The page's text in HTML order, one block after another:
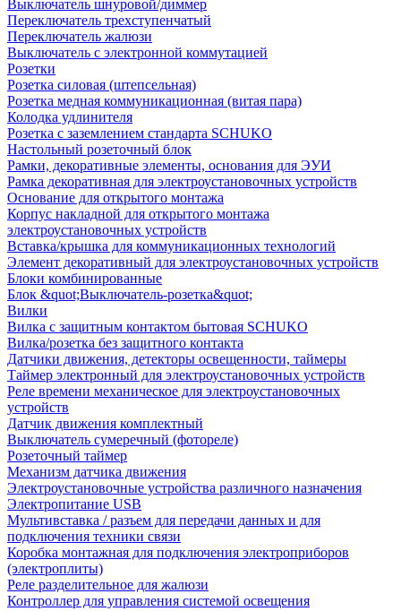
Выключатель шнуровой/диммер
Переключатель трехступенчатый
Переключатель жалюзи
Выключатель с электронной коммутацией
Розетки
Розетка силовая (штепсельная)
Розетка медная коммуникационная (витая пара)
Колодка удлинителя
Розетка с заземлением стандарта SCHUKO
Настольный розеточный блок
Рамки, декоративные элементы, основания для ЭУИ
Рамка декоративная для электроустановочных устройств
Основание для открытого монтажа
Корпус накладной для открытого монтажа
электроустановочных устройств
Вставка/крышка для коммуникационных технологий
Элемент декоративный для электроустановочных устройств
Блоки комбинированные
Блок &quot;Выключатель-розетка&quot;
Вилки
Вилка с защитным контактом бытовая SCHUKO
Вилка/розетка без защитного контакта
Датчики движения, детекторы освещенности, таймеры
Таймер электронный для электроустановочных устройств
Реле времени механическое для электроустановочных
устройств
Датчик движения комплектный
Выключатель сумеречный (фотореле)
Розеточный таймер
Механизм датчика движения
Электроустановочные устройства различного назначения
Электропитание USB
Мультивставка / разъем для передачи данных и для
подключения техники связи
Коробка монтажная для подключения электроприборов
(электроплиты)
Реле разделительное для жалюзи
Контроллер для управления системой освещения